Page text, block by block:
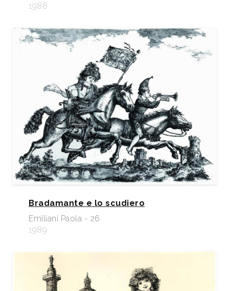
1988
Bradamante e lo scudiero
Emiliani Paola - 26
1989